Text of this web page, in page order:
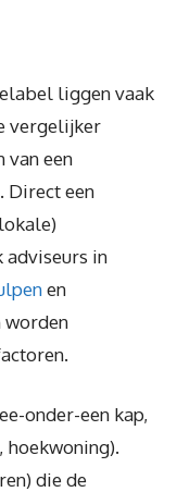
liggen vaak
vergelijker
van een
Direct een
adviseurs in
en
worden
onder-een kap,
hoekwoning).
die de